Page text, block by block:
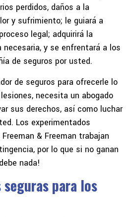
perdidos, daños a la
y sufrimiento; le guiará a
legal; adquirirá la
y se enfrentará a los
de seguros por usted.
de seguros para ofrecerle lo
necesita un abogado
sus derechos, así como luchar
Los experimentados
& Freeman trabajan
por lo que si no ganan
nada!
para los